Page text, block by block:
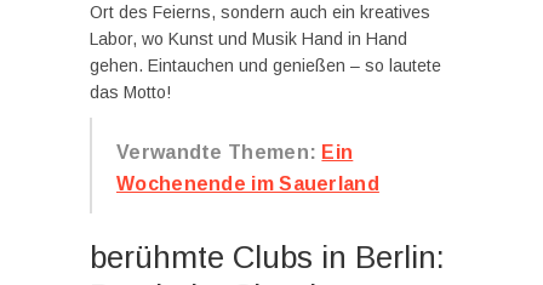
Ort des Feierns, sondern auch ein kreatives
Labor, wo Kunst und Musik Hand in Hand
gehen. Eintauchen und genießen – so lautete
das Motto!
Verwandte Themen: Ein
Wochenende im Sauerland
berühmte Clubs in Berlin: